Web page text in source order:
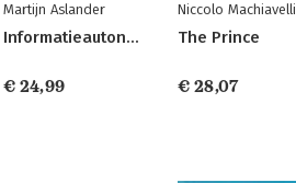
Martijn Aslander
Informatieautonomie
€ 24,99
Niccolo Machiavelli
The Prince
€ 28,07